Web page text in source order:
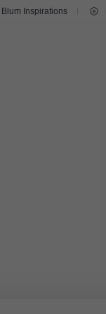
Blum Inspirations